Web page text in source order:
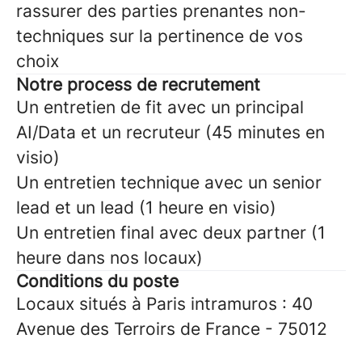
rassurer des parties prenantes non-
techniques sur la pertinence de vos
choix
Notre process de recrutement
Un entretien de fit avec un principal
AI/Data et un recruteur (45 minutes en
visio)
Un entretien technique avec un senior
lead et un lead (1 heure en visio)
Un entretien final avec deux partner (1
heure dans nos locaux)
Conditions du poste
Locaux situés à Paris intramuros : 40
Avenue des Terroirs de France - 75012